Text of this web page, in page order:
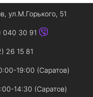
ул.М.Горького, 51
040 30 91
26 15 81
19:00 (Саратов)
14:30 (Саратов)